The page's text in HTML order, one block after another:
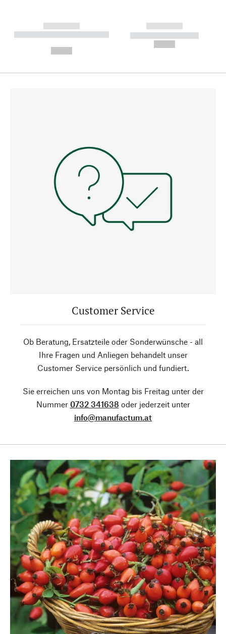
------------
----------- ----------- --------
------------
----------- -----------
Customer Service
Ob Beratung, Ersatzteile oder Sonderwünsche - all
Ihre Fragen und Anliegen behandelt unser
Customer Service persönlich und fundiert.
Sie erreichen uns von Montag bis Freitag unter der
Nummer 0732 341638 oder jederzeit unter
info@manufactum.at